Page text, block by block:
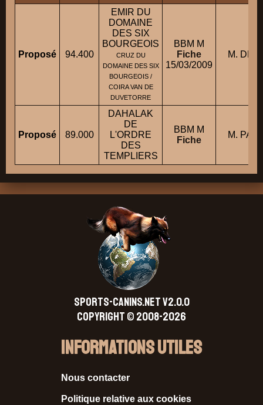
Proposé 94.400
EMIR DU
DOMAINE
DES SIX
BOURGEOIS
CRUZ DU
DOMAINE DES SIX
BOURGEOIS /
COIRA VAN DE
DUVETORRE
BBM M
Fiche
15/03/2009
M.
Proposé 89.000
DAHALAK
DE
L'ORDRE
DES
TEMPLIERS
BBM M
Fiche
M.
SPORTS-CANINS.NET V2.0.0
Copyright © 2008-2026
Informations Utiles
Nous contacter
Politique relative aux cookies